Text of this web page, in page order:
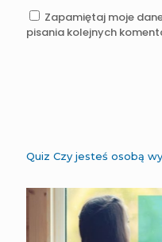
Zapamiętaj moje
pisania kolejnych
Quiz Czy jesteś osobą